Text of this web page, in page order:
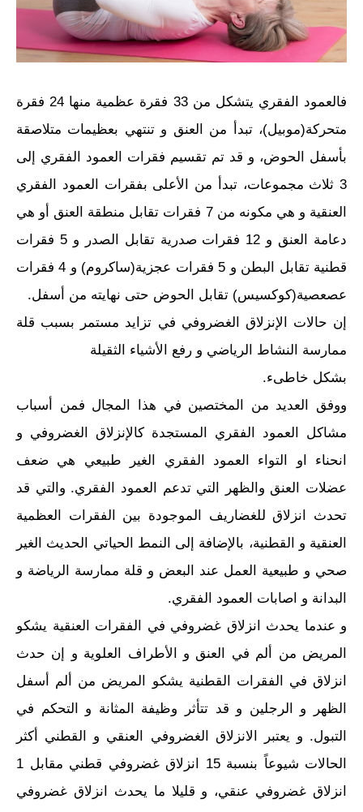
فالعمود الفقري يتشكل من 33 فقرة عظمية منها 24 فقرة
متحركة(موبيل)، تبدأ من العنق و تنتهي بعظيمات متلاصقة
بأسفل الحوض، و قد تم تقسيم فقرات العمود الفقري إلى
3 ثلاث مجموعات، تبدأ من الأعلى بفقرات العمود الفقري
العنقية و هي مكونه من 7 فقرات تقابل منطقة العنق أو هي
دعامة العنق و 12 فقرات صدرية تقابل الصدر و 5 فقرات
قطنية تقابل البطن و 5 فقرات عجزية(ساكروم) و 4 فقرات
عصعصية(كوكسيس) تقابل الحوض حتى نهايته من أسفل.
إن حالات الإنزلاق الغضروفي في تزايد مستمر بسبب قلة
ممارسة النشاط الرياضي و رفع الأشياء الثقيلة
بشكل خاطىء.
ووفق العديد من المختصين في هذا المجال فمن أسباب
مشاكل العمود الفقري المستجدة كالإنزلاق الغضروفي و
انحناء او التواء العمود الفقري الغير طبيعي هي ضعف
عضلات العنق والظهر التي تدعم العمود الفقري. والتي قد
تحدث انزلاق للغضاريف الموجودة بين الفقرات العظمية
العنقية و القطنية، بالإضافة إلى النمط الحياتي الحديث الغير
صحي و طبيعية العمل عند البعض و قلة ممارسة الرياضة و
البدانة و اصابات العمود الفقري.
و عندما يحدث انزلاق غضروفي في الفقرات العنقية يشكو
المريض من ألم في العنق و الأطراف العلوية و إن حدث
انزلاق في الفقرات القطنية يشكو المريض من ألم أسفل
الظهر و الرجلين و قد تتأثر وظيفة المثانة و التحكم في
التبول. و يعتبر الانزلاق الغضروفي العنقي و القطني أكثر
الحالات شيوعاً بنسبة 15 انزلاق غضروفي قطني مقابل 1
انزلاق غضروفي عنقي، و قليلا ما يحدث انزلاق غضروفي